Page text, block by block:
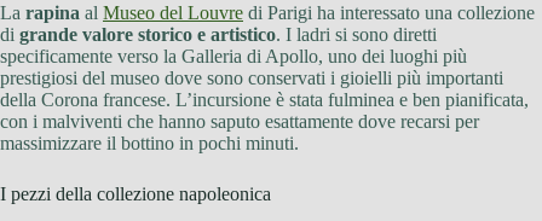
La rapina al Museo del Louvre di Parigi ha interessato una collezione
di grande valore storico e artistico. I ladri si sono diretti
specificamente verso la Galleria di Apollo, uno dei luoghi più
prestigiosi del museo dove sono conservati i gioielli più importanti
della Corona francese. L’incursione è stata fulminea e ben pianificata,
con i malviventi che hanno saputo esattamente dove recarsi per
massimizzare il bottino in pochi minuti.
I pezzi della collezione napoleonica